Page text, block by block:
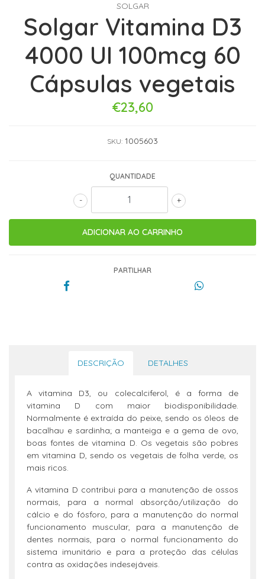
SOLGAR
Solgar Vitamina D3
4000 UI 100mcg 60
Cápsulas vegetais
€23,60
SKU: 1005603
QUANTIDADE
+
-
PARTILHAR
DESCRIÇÃO DETALHES
A vitamina D3, ou colecalciferol, é a forma de
vitamina D com maior biodisponibilidade.
Normalmente é extraída do peixe, sendo os óleos de
bacalhau e sardinha; a manteiga e a gema de ovo,
boas fontes de vitamina D. Os vegetais são pobres
em vitamina D, sendo os vegetais de folha verde, os
mais ricos.
A vitamina D contribui para a manutenção de ossos
normais, para a normal absorção/utilização do
cálcio e do fósforo, para a manutenção do normal
funcionamento muscular, para a manutenção de
dentes normais, para o normal funcionamento do
sistema imunitário e para a proteção das células
contra as oxidações indesejáveis.